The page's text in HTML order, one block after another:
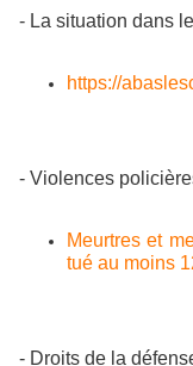
- La situation dans
https://
- Violences
Meurtres et
tué au moins
- Droits de la